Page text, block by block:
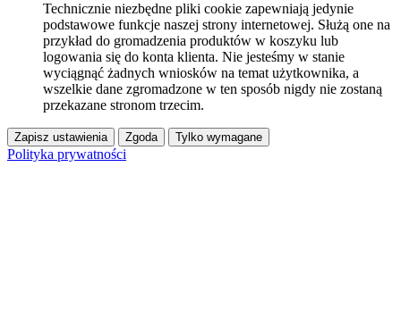
Technicznie niezbędne pliki cookie zapewniają jedynie
podstawowe funkcje naszej strony internetowej. Służą one na
przykład do gromadzenia produktów w koszyku lub
logowania się do konta klienta. Nie jesteśmy w stanie
wyciągnąć żadnych wniosków na temat użytkownika, a
wszelkie dane zgromadzone w ten sposób nigdy nie zostaną
przekazane stronom trzecim.
Zapisz ustawienia Zgoda Tylko wymagane
Polityka prywatności